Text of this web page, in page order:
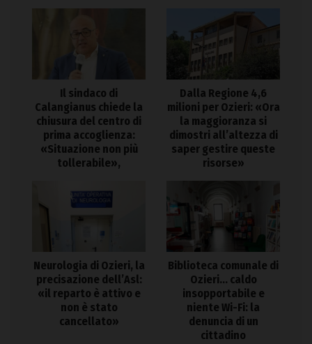
Il sindaco di
Calangianus chiede la
chiusura del centro di
prima accoglienza:
«Situazione non più
tollerabile»,
Dalla Regione 4,6
milioni per Ozieri: «Ora
la maggioranza si
dimostri all’altezza di
saper gestire queste
risorse»
Neurologia di Ozieri, la
precisazione dell’Asl:
«il reparto è attivo e
non è stato
cancellato»
Biblioteca comunale di
Ozieri… caldo
insopportabile e
niente Wi-Fi: la
denuncia di un
cittadino